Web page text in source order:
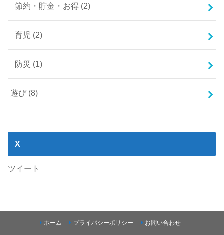
節約・貯金・お得 (2)
育児 (2)
防災 (1)
遊び (8)
X
ツイート
ホーム プライバシーポリシー お問い合わせ